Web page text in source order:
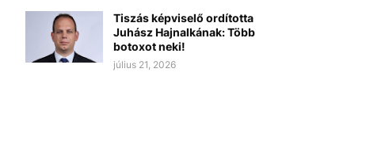
Tiszás képviselő ordította
Juhász Hajnalkának: Több
botoxot neki!
július 21, 2026